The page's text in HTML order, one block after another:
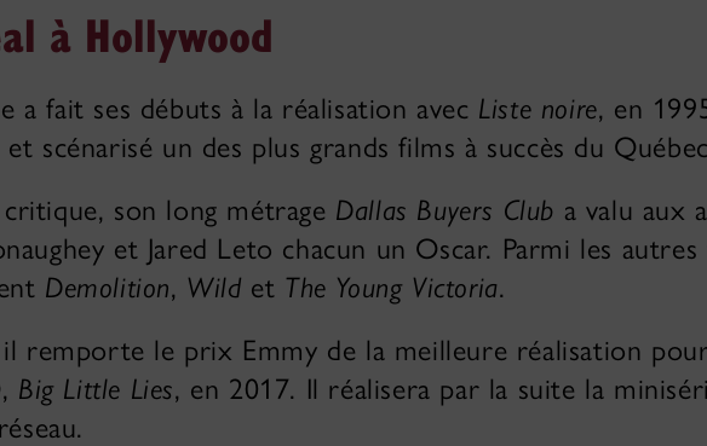
à Hollywood
a fait ses débuts à la réalisation avec Liste noire, en
scénarisé un des plus grands films à succès du
son long métrage Dallas Buyers Club a valu aux
et Jared Leto chacun un Oscar. Parmi les autres
Demolition, Wild et The Young Victoria.
remporte le prix Emmy de la meilleure réalisation
Big Little Lies, en 2017. Il réalisera par la suite la